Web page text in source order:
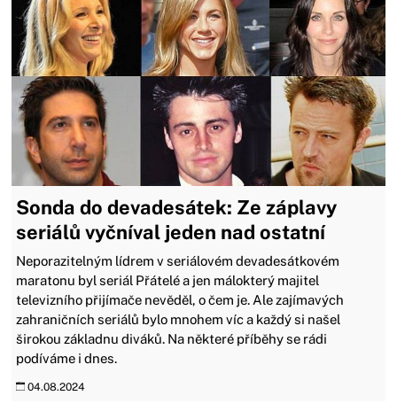
Sonda do devadesátek: Ze záplavy
seriálů vyčníval jeden nad ostatní
Neporazitelným lídrem v seriálovém devadesátkovém
maratonu byl seriál Přátelé a jen málokterý majitel
televizního přijímače nevěděl, o čem je. Ale zajímavých
zahraničních seriálů bylo mnohem víc a každý si našel
širokou základnu diváků. Na některé příběhy se rádi
podíváme i dnes.
04.08.2024